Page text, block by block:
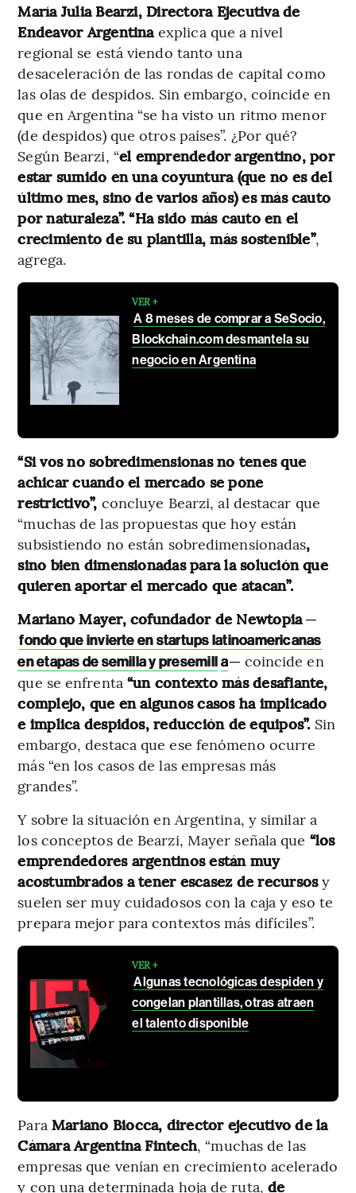
María Julia Bearzi, Directora Ejecutiva de
Endeavor Argentina explica que a nivel
regional se está viendo tanto una
desaceleración de las rondas de capital como
las olas de despidos. Sin embargo, coincide en
que en Argentina “se ha visto un ritmo menor
(de despidos) que otros países”. ¿Por qué?
Según Bearzi, “el emprendedor argentino, por
estar sumido en una coyuntura (que no es del
último mes, sino de varios años) es más cauto
por naturaleza”. “Ha sido más cauto en el
crecimiento de su plantilla, más sostenible”,
agrega.
VER +
A 8 meses de comprar a SeSocio,
Blockchain.com desmantela su
negocio en Argentina
“Si vos no sobredimensionas no tenes que
achicar cuando el mercado se pone
restrictivo”, concluye Bearzi, al destacar que
“muchas de las propuestas que hoy están
subsistiendo no están sobredimensionadas,
sino bien dimensionadas para la solución que
quieren aportar el mercado que atacan”.
Mariano Mayer, cofundador de Newtopia─
fondo que invierte en startups latinoamericanas
en etapas de semilla y presemilla─ coincide en
que se enfrenta “un contexto más desafiante,
complejo, que en algunos casos ha implicado
e implica despidos, reducción de equipos”. Sin
embargo, destaca que ese fenómeno ocurre
más “en los casos de las empresas más
grandes”.
Y sobre la situación en Argentina, y similar a
los conceptos de Bearzi, Mayer señala que “los
emprendedores argentinos están muy
acostumbrados a tener escasez de recursosy
suelen ser muy cuidadosos con la caja y eso te
prepara mejor para contextos más difíciles”.
VER +
Algunas tecnológicas despiden y
congelan plantillas, otras atraen
el talento disponible
Para Mariano Biocca, director ejecutivo de la
Cámara Argentina Fintech, “muchas de las
empresas que venían en crecimiento acelerado
y con una determinada hoja de ruta, de